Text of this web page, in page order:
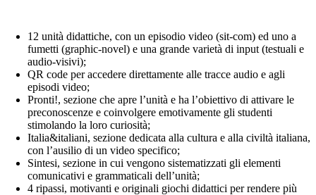
12 unità didattiche, con un episodio video (sit-com) ed uno a
fumetti (graphic-novel) e una grande varietà di input (testuali e
audio-visivi);
QR code per accedere direttamente alle tracce audio e agli
episodi video;
Pronti!, sezione che apre l’unità e ha l’obiettivo di attivare le
preconoscenze e coinvolgere emotivamente gli studenti
stimolando la loro curiosità;
Italia&italiani, sezione dedicata alla cultura e alla civiltà italiana,
con l’ausilio di un video specifico;
Sintesi, sezione in cui vengono sistematizzati gli elementi
comunicativi e grammaticali dell’unità;
4 ripassi, motivanti e originali giochi didattici per rendere più